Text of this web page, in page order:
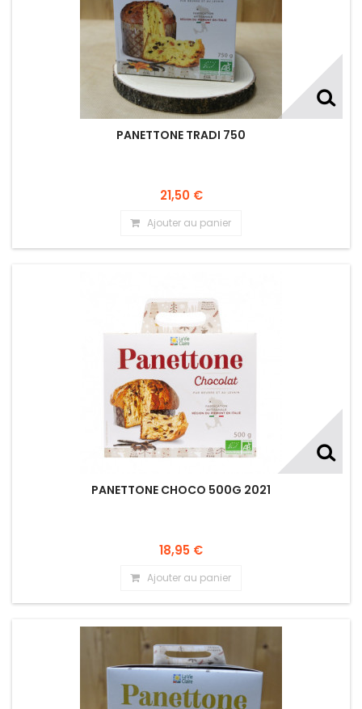
PANETTONE TRADI 750
21,50 €
Ajouter au panier
PANETTONE CHOCO 500G 2021
18,95 €
Ajouter au panier